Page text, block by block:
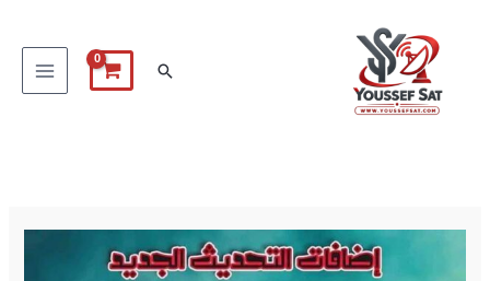
البحث